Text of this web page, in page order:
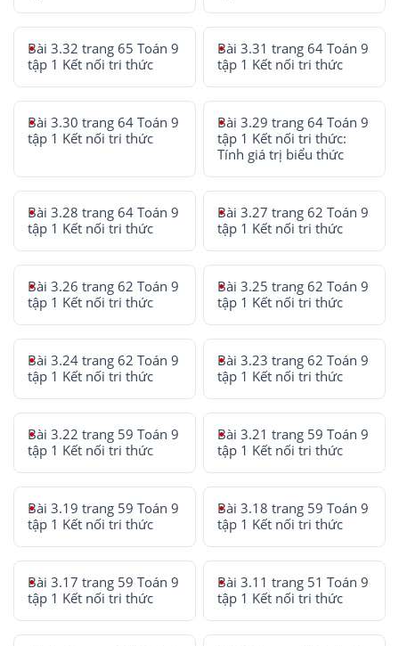
Bài 3.32 trang 65 Toán 9
tập 1 Kết nối tri thức
Bài 3.31 trang 64 Toán 9
tập 1 Kết nối tri thức
Bài 3.30 trang 64 Toán 9
tập 1 Kết nối tri thức
Bài 3.29 trang 64 Toán 9
tập 1 Kết nối tri thức:
Tính giá trị biểu thức
Bài 3.28 trang 64 Toán 9
tập 1 Kết nối tri thức
Bài 3.27 trang 62 Toán 9
tập 1 Kết nối tri thức
Bài 3.26 trang 62 Toán 9
tập 1 Kết nối tri thức
Bài 3.25 trang 62 Toán 9
tập 1 Kết nối tri thức
Bài 3.24 trang 62 Toán 9
tập 1 Kết nối tri thức
Bài 3.23 trang 62 Toán 9
tập 1 Kết nối tri thức
Bài 3.22 trang 59 Toán 9
tập 1 Kết nối tri thức
Bài 3.21 trang 59 Toán 9
tập 1 Kết nối tri thức
Bài 3.19 trang 59 Toán 9
tập 1 Kết nối tri thức
Bài 3.18 trang 59 Toán 9
tập 1 Kết nối tri thức
Bài 3.17 trang 59 Toán 9
tập 1 Kết nối tri thức
Bài 3.11 trang 51 Toán 9
tập 1 Kết nối tri thức